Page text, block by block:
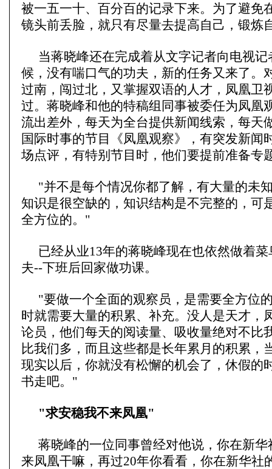
被一五一十、百分百的记录下来。为了避免
镜头前丢脸，就只有尽量去提高自己，锻炼
当蒋晓峰还在完成着从文字记者向电视
候，没有喘口气的功夫，新的任务又来了。
过南，闯过北，又掌握双语的人才，凤凰卫
过。蒋晓峰和他的特稿组同事被委任为凤凰
流出差外，每天为全台提供新闻线索，每天
国际时事的节目《凤凰观察》，有突发新闻
场点评，有特别节目时，他们要提前准备专
"并不是每个情况你都了解，有大量的未
知识是很空缺的，知识结构是不完整的，可
全方位的。"
已经从业13年的蒋晓峰现在也依然做着
夫--下班后回家做功课。
"要做一个全面的观察员，是需要全方位
时就需要大量的积累、补充。没人是天才，
论员，他们每天的阅读量、吸收量绝对不比
比我们多，而且这些都是长年累月的积累，
现实以后，你就没有松懈的机会了，休假的
书走吧。"
"求安稳我不来凤凰"
蒋晓峰的一位同事曾经对他说，你在新
来凤凰干嘛，再过20年你看看，你在新华社